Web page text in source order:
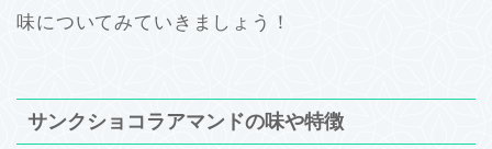
味についてみていきましょう！
サンクショコラアマンドの味や特徴